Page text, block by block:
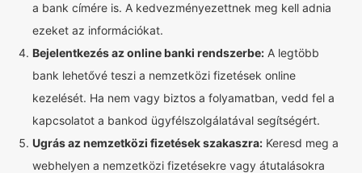
a bank címére is. A kedvezményezettnek meg kell adnia
ezeket az információkat.
Bejelentkezés az online banki rendszerbe: A legtöbb
bank lehetővé teszi a nemzetközi fizetések online
kezelését. Ha nem vagy biztos a folyamatban, vedd fel a
kapcsolatot a bankod ügyfélszolgálatával segítségért.
Ugrás az nemzetközi fizetések szakaszra: Keresd meg a
webhelyen a nemzetközi fizetésekre vagy átutalásokra